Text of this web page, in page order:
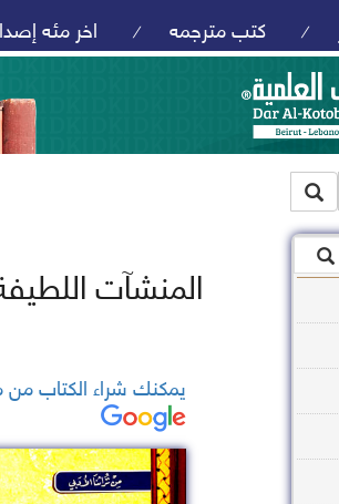
/ كتب مترجمه / اخر مئه
المنشآت
يمكنك شراء الكتاب